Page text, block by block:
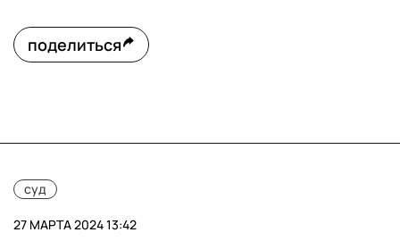
поделиться
суд
27 МАРТА 2024 13:42